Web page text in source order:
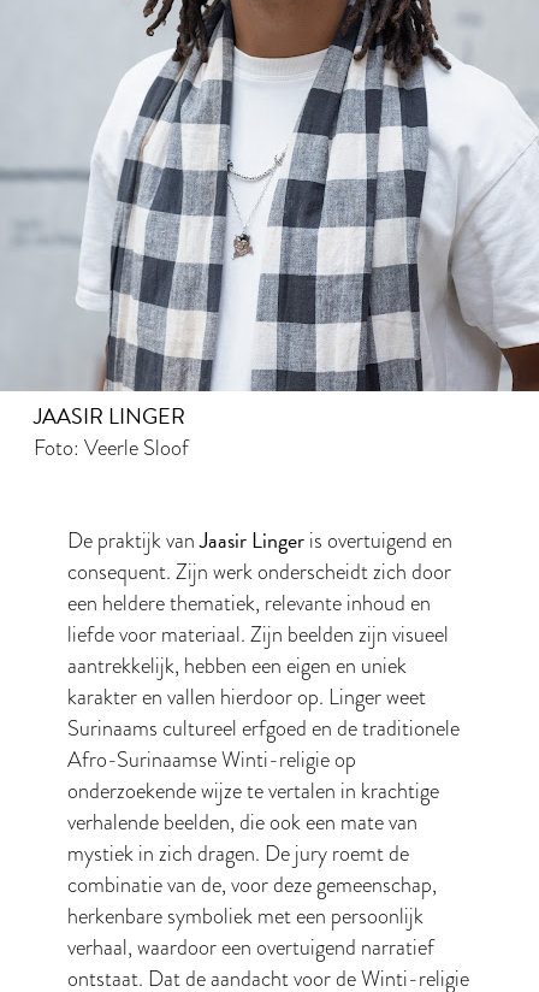
JAASIR LINGER
Foto: Veerle Sloof
De praktijk vanJaasir Lingeris overtuigend en
consequent. Zijn werk onderscheidt zich door
een heldere thematiek, relevante inhoud en
liefde voor materiaal. Zijn beelden zijn visueel
aantrekkelijk, hebben een eigen en uniek
karakter en vallen hierdoor op. Linger weet
Surinaams cultureel erfgoed en de traditionele
Afro-Surinaamse Winti-religie op
onderzoekende wijze te vertalen in krachtige
verhalende beelden, die ook een mate van
mystiek in zich dragen. De jury roemt de
combinatie van de, voor deze gemeenschap,
herkenbare symboliek met een persoonlijk
verhaal, waardoor een overtuigend narratief
ontstaat. Dat de aandacht voor de Winti-religie